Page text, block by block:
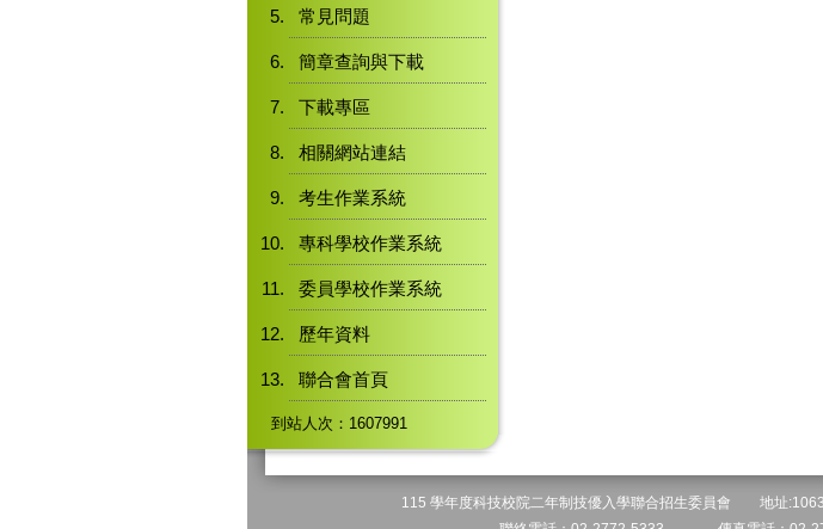
常見問題
簡章查詢與下載
下載專區
相關網站連結
考生作業系統
專科學校作業系統
委員學校作業系統
歷年資料
聯合會首頁
到站人次：1607991
115 學年度科技校院二年制技優入學聯合招生委員會 地址